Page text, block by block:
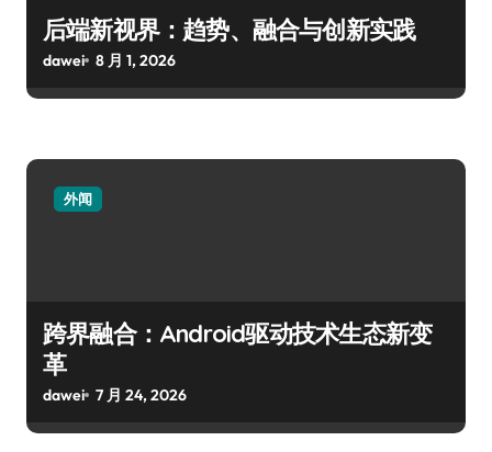
后端新视界：趋势、融合与创新实践
dawei 8 月 1, 2026
外闻
跨界融合：Android驱动技术生态新变
革
dawei 7 月 24, 2026